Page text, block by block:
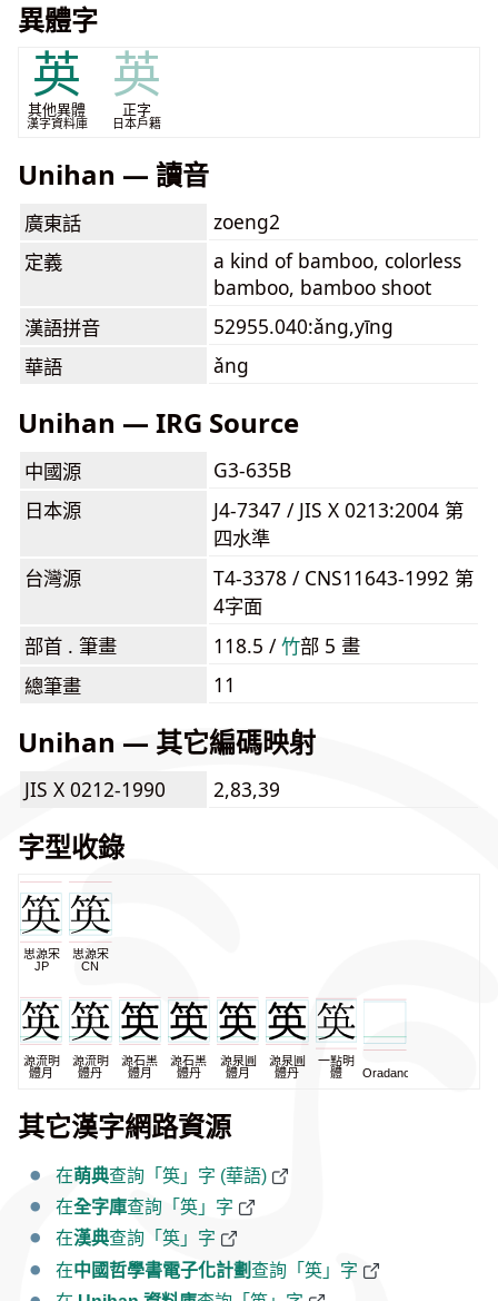
異體字
英
其他異體
漢字資料庫
英
正字
日本戶籍
Unihan — 讀音
廣東話
zoeng2
定義
a kind of bamboo, colorless
bamboo, bamboo shoot
漢語拼音
52955.040:ǎng,yīng
華語
ǎng
Unihan — IRG Source
中國源
G3-635B
日本源
J4-7347 / JIS X 0213:2004 第
四水準
台灣源
T4-3378 / CNS11643-1992 第
4字面
部首 . 筆畫
118.5 /⽵部 5 畫
總筆畫
11
Unihan — 其它編碼映射
JIS X 0212-1990 2,83,39
字型收錄
思源宋
JP
思源宋
CN
源流明
體月
源流明
體丹
源石黑
體月
源石黑
體丹
源泉圓
體月
源泉圓
體丹
一點明
體
Oradano
其它漢字網路資源
在萌典查詢「䇦」字 (華語)
在全字庫查詢「䇦」字
在漢典查詢「䇦」字
在中國哲學書電子化計劃查詢「䇦」字